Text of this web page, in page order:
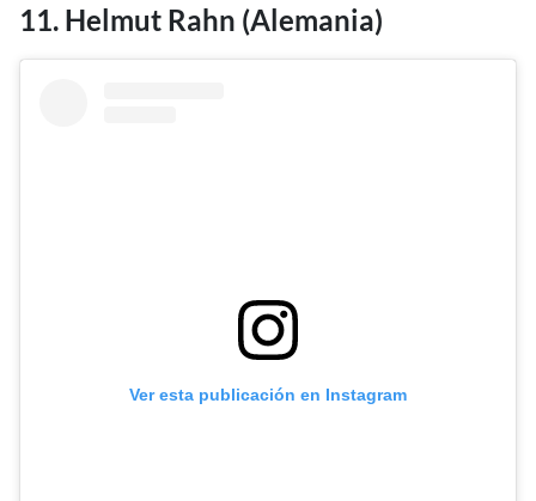
11. Helmut Rahn (Alemania)
Ver esta publicación en Instagram